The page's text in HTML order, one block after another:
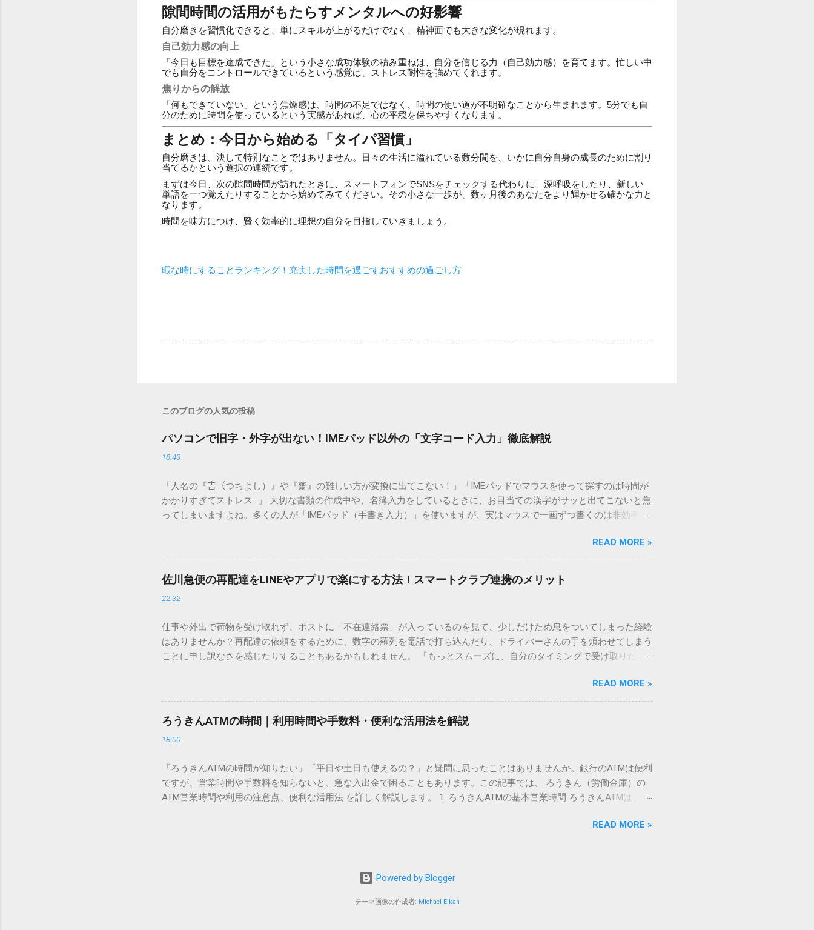
隙間時間の活用がもたらすメンタルへの好影響
自分磨きを習慣化できると、単にスキルが上がるだけでなく、精神面でも大きな変化が現れます。
自己効力感の向上
「今日も目標を達成できた」という小さな成功体験の積み重ねは、自分を信じる力（自己効力感）を育てます。忙しい中
でも自分をコントロールできているという感覚は、ストレス耐性を強めてくれます。
焦りからの解放
「何もできていない」という焦燥感は、時間の不足ではなく、時間の使い道が不明確なことから生まれます。5分でも自
分のために時間を使っているという実感があれば、心の平穏を保ちやすくなります。
まとめ：今日から始める「タイパ習慣」
自分磨きは、決して特別なことではありません。日々の生活に溢れている数分間を、いかに自分自身の成長のために割り
当てるかという選択の連続です。
まずは今日、次の隙間時間が訪れたときに、スマートフォンでSNSをチェックする代わりに、深呼吸をしたり、新しい
単語を一つ覚えたりすることから始めてみてください。その小さな一歩が、数ヶ月後のあなたをより輝かせる確かな力と
なります。
時間を味方につけ、賢く効率的に理想の自分を目指していきましょう。
暇な時にすることランキング！充実した時間を過ごすおすすめの過ごし方
このブログの人気の投稿
パソコンで旧字・外字が出ない！IMEパッド以外の「文字コード入力」徹底解説
18:43
「人名の『𠮷（つちよし）』や『齋』の難しい方が変換に出てこない！」「IMEパッドでマウスを使って探すのは時間が
かかりすぎてストレス…」 大切な書類の作成中や、名簿入力をしているときに、お目当ての漢字がサッと出てこないと焦
ってしまいますよね。多くの人が「IMEパッド（手書き入力）」を使いますが、実はマウスで一画ずつ書くのは非効率で
ードを打ち込むだけで一瞬で旧字や外字、特殊記号を呼び出す「文字コード入力」のテクニックを詳しく解説します。
この方法をマスターすれば、もう難しい漢字の入力で手を止める必要はありません。 1. なぜ「変換」しても旧字・外字
が出てこないのか？ そもそも、なぜ普通の変換で出てこない漢字があるのでしょうか。その理由は、パソコンが文字を
認識する仕組みにあります。 日本のパソコンで一般的に使われる漢字は、JIS規格（日本産業規格）によって「第1水
準」「第2水準」といった形で整理されています。しかし、人名や地名に使われる非常に古い漢字（旧字）や、特定の組
「Unicode（ユニコード）」や「JISコード」といった 文字コード です。パソコン上のすべての文字には、いわば「住
所」のような番号が割り振られています。変換候補に出ない文字でも、この住所（コード）を直接指定すれば、確実に呼
び出すことができるのです。 2. Windows標準機能！文字コードで漢字を出す「16進数入力」 最も汎用性が高く、特別な
できます。 具体的な手順（Unicode入力） 入力したい文字の「Unicode（例：20BB7）」を把握する。 入力モードを「半
角」にする（※重要）。 **「20BB7」**と入力する。 直後にキーボードの**[Alt]キーを押しながら[X]キー**を押す。 入
力した数字が、一瞬で対応する漢字（例：𠮷）に変換されます。 注記： この方法は、特にMicrosoft Wordで非常に強力
READ MORE »
佐川急便の再配達をLINEやアプリで楽にする方法！スマートクラブ連携のメリット
22:32
仕事や外出で荷物を受け取れず、ポストに「不在連絡票」が入っているのを見て、少しだけため息をついてしまった経験
はありませんか？再配達の依頼をするために、数字の羅列を電話で打ち込んだり、ドライバーさんの手を煩わせてしまう
ことに申し訳なさを感じたりすることもあるかもしれません。 「もっとスムーズに、自分のタイミングで受け取りた
ビス「スマートクラブ」と、LINEや公式アプリの連携です。これらを活用するだけで、再配達のストレスは驚くほど軽く
なります。この記事では、忙しい毎日をサポートする便利な受け取り術と、連携による具体的なメリットを徹底解説しま
す。 佐川急便の再配達が劇的に変わる「スマートクラブ」とは？ まず押さえておきたいのが、佐川急便の個人向け無料
会員サービス「スマートクラブ」です。これは、荷物の配送状況をリアルタイムで管理するための基盤となるサービスで
す。 以前はウェブサイトを開いてログインする手間がありましたが、現在はLINEやアプリと紐付けることで、その利便
じめ配達時間を変更するといった先回りの対応が可能になります。 LINE連携で「不在連絡票」とおさらばできる理由 日
本国内で最も利用されているコミュニケーションアプリ「LINE」を佐川急便と連携させると、荷物の受け取り体験が一変
します。 1. トーク画面からワンタップで依頼 不在連絡票に記載されたQRコードを読み取る手間すら、過去のものになり
接届きます。そのまま画面上のボタンをタップするだけで、希望の日時や場所を指定して再配達を依頼できます。 2. 24
時頃に伺います」というメッセージが届きます。その時間に急な予定が入ってしまった場合、届く前に受取時間を変更で
READ MORE »
ろうきんATMの時間｜利用時間や手数料・便利な活用法を解説
18:00
「ろうきんATMの時間が知りたい」「平日や土日も使えるの？」と疑問に思ったことはありませんか。銀行のATMは便利
ですが、営業時間や手数料を知らないと、急な入出金で困ることもあります。この記事では、 ろうきん（労働金庫）の
ATM営業時間や利用の注意点、便利な活用法 を詳しく解説します。 1. ろうきんATMの基本営業時間 ろうきんATMは、利
日：休止（※一部店舗では土曜日のみ利用可能） 店舗内ATMは、銀行窓口と同じ営業時間で利用でき、 窓口での対応も
ATMや提携ATMを使う際は、 時間帯によって手数料が異なる 点に注意が必要です。 平日8:45〜18:00：手数料無料または
低額 平日18:00〜21:00／土日祝日：110〜330円程度の手数料が発生 深夜（21:00〜翌7:00）：提携ATMは利用できない場
合も 手数料を節約するには、 平日昼間の利用が最もお得 です。 3. ろうきんATMの便利な活用法 3-1. 入出金のスケジュ
READ MORE »
Powered by Blogger
テーマ画像の作成者: Michael Elkan